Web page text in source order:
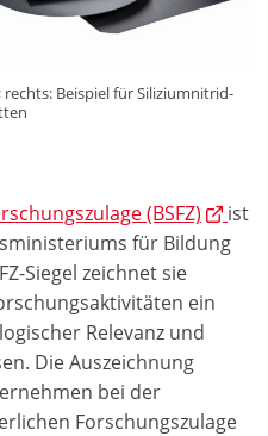
Beispiel für Siliziumnitrid-
(BSFZ)
ist
für Bildung
Siegel zeichnet sie
ein
Relevanz und
Die Auszeichnung
bei der
Forschungszulage